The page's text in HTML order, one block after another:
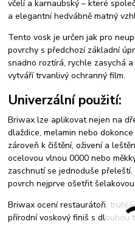
včelí a karnaubský – které
a elegantní hedvábně matný
Tento vosk je určen jak pro
povrchy s předchozí základní
snadno roztírá, rychle zasychá
vytváří trvanlivý ochranný film.
Univerzální použití:
Briwax lze aplikovat nejen na
dlaždice, melamin nebo
zároveň k čištění, oživení a
ocelovou vlnou 0000 nebo
zaschnutí se jednoduše
povrch nejprve ošetřit
Briwax ocení restaurátoři,
přírodní voskový finiš s dlouhou